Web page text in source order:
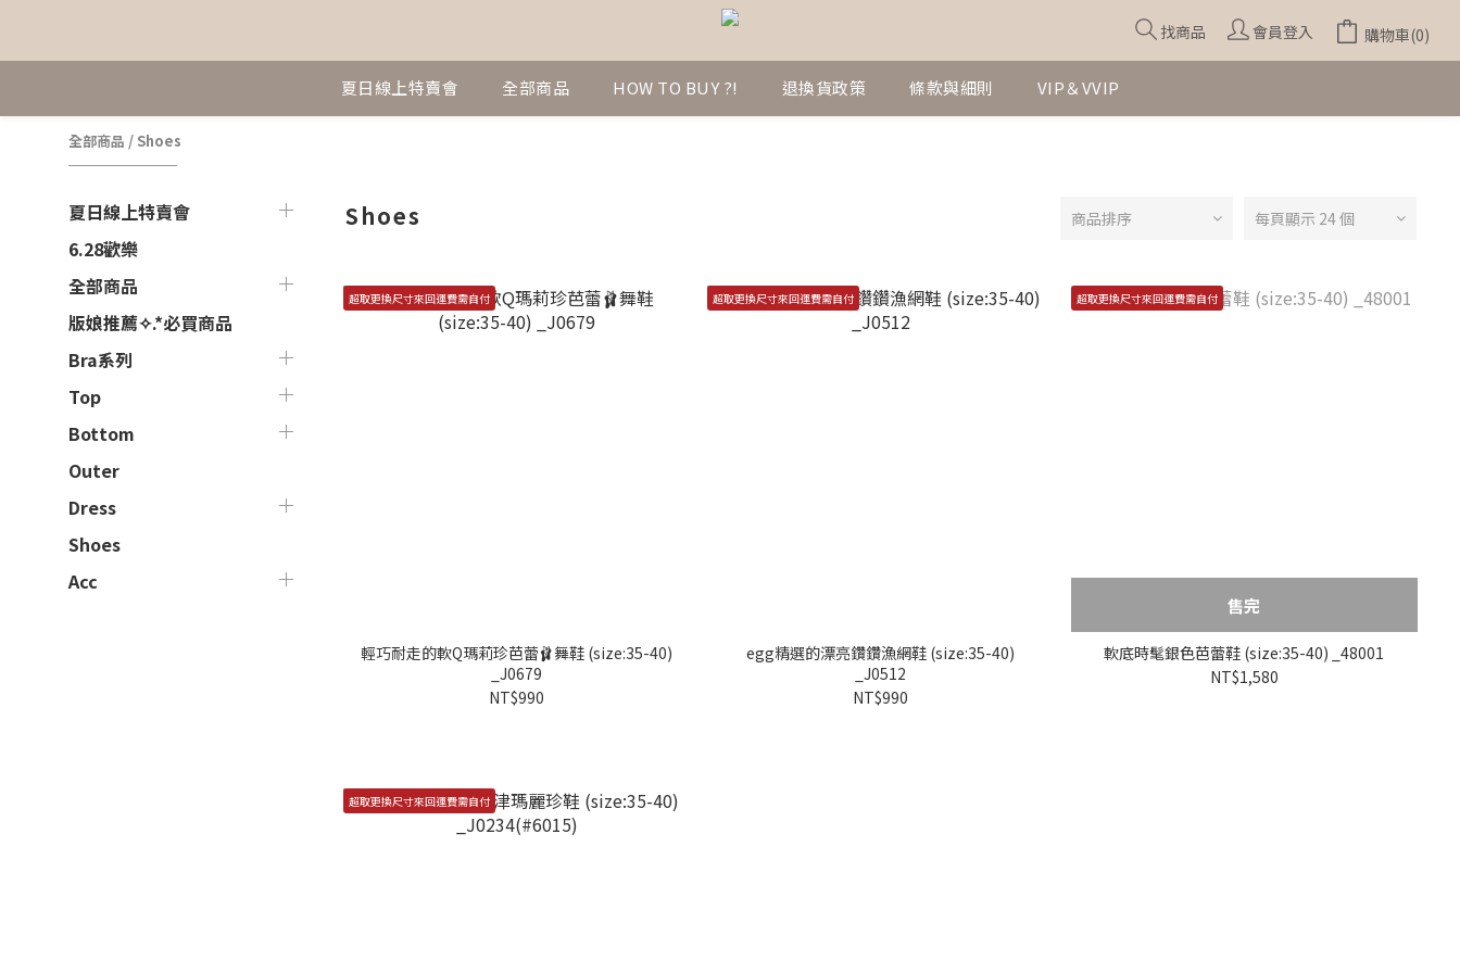
找商品 會員登入 購物車(0)
夏日線上特賣會 全部商品 HOW TO BUY ?! 退換貨政策 條款與細則 VIP＆VVIP
全部商品 / Shoes
夏日線上特賣會
6.28歡樂
全部商品
版娘推薦✧.*必買商品
Bra系列
Top
Bottom
Outer
Dress
Shoes
Acc
Shoes 商品排序 每頁顯示 24 個
超取更換尺寸來回運費需自付
輕巧耐走的軟Q瑪莉珍芭蕾🩰舞鞋 (size:35-40)
_J0679
NT$990
超取更換尺寸來回運費需自付
egg精選的漂亮鑽鑽漁網鞋 (size:35-40)
_J0512
NT$990
超取更換尺寸來回運費需自付
售完
軟底時髦銀色芭蕾鞋 (size:35-40) _48001
NT$1,580
超取更換尺寸來回運費需自付